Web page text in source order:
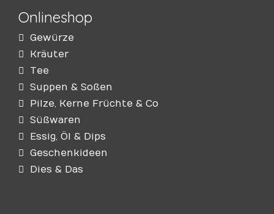
Onlineshop
Gewürze
Kräuter
Tee
Suppen & Soßen
Pilze, Kerne Früchte & Co
Süßwaren
Essig, Öl & Dips
Geschenkideen
Dies & Das